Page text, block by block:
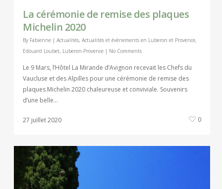
La cérémonie de remise des plaques
Michelin 2020
By Fabienne | Actualités, Actualités et évènements en Luberon et Provence,
Edouard Loubet, Luberon-Provence | No Comments
Le 9 Mars, l’Hôtel La Mirande d’Avignon recevait les Chefs du
Vaucluse et des Alpilles pour une cérémonie de remise des
plaques Michelin 2020 chaleureuse et conviviale. Souvenirs
d’une belle…
27 juillet 2020 0